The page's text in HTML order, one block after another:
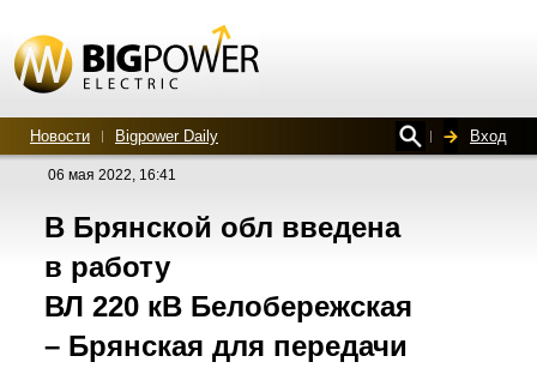
Новости Bigpower Daily Вход
06 мая 2022, 16:41
В Брянской обл введена
в работу
ВЛ 220 кВ Белобережская
– Брянская для передачи